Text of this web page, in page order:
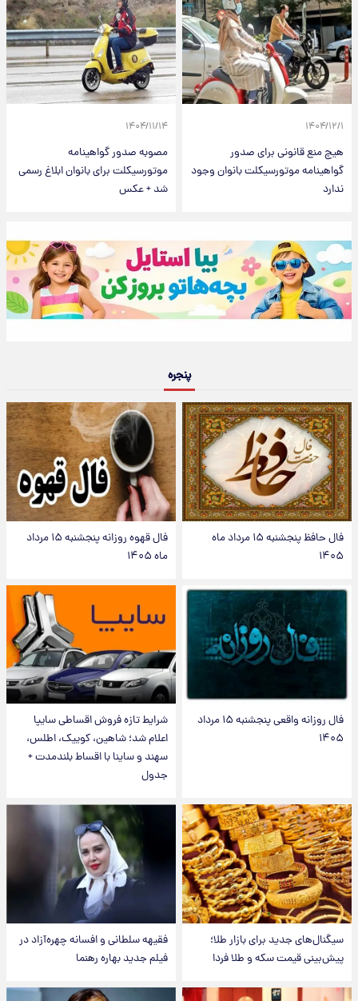
۱۴۰۴/۱۲/۱
هیچ منع قانونی برای صدور
گواهینامه موتورسیکلت بانوان وجود
ندارد
۱۴۰۴/۱۱/۱۴
مصوبه صدور گواهینامه
موتورسیکلت برای بانوان ابلاغ رسمی
شد + عکس
پنجره
فال حافظ پنجشنبه ۱۵ مرداد ماه
۱۴۰۵
فال قهوه روزانه پنجشنبه ۱۵ مرداد
ماه ۱۴۰۵
فال روزانه واقعی پنجشنبه ۱۵ مرداد
۱۴۰۵
شرایط تازه فروش اقساطی سایپا
اعلام شد؛ شاهین، کوییک، اطلس،
سهند و ساینا با اقساط بلندمدت +
جدول
سیگنال‌های جدید برای بازار طلا؛
پیش‌بینی قیمت سکه و طلا فردا
فقیهه سلطانی و افسانه چهره‌آزاد در
فیلم جدید بهاره رهنما